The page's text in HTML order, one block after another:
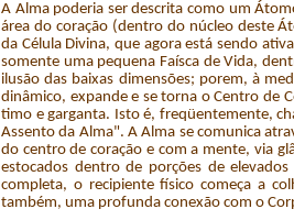
A Alma poderia ser descrita como um
área do coração (dentro do núcleo deste
da Célula Divina, que agora está sendo
somente uma pequena Faísca de Vida,
ilusão das baixas dimensões; porem, à
dinâmico, expande e se torna o Centro de
timo e garganta. Isto é, freqüentemente,
Assento da Alma". A Alma se comunica
do centro de coração e com a mente, via
estocados dentro de porções de
completa, o recipiente físico começa a
também, uma profunda conexão com o